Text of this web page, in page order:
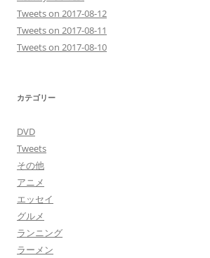
Tweets on 2017-08-12
Tweets on 2017-08-11
Tweets on 2017-08-10
カテゴリー
DVD
Tweets
その他
アニメ
エッセイ
グルメ
ランニング
ラーメン